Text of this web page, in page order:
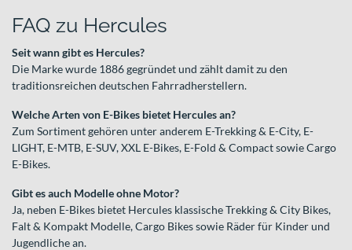
FAQ zu Hercules
Seit wann gibt es Hercules?
Die Marke wurde 1886 gegründet und zählt damit zu den
traditionsreichen deutschen Fahrradherstellern.
Welche Arten von E-Bikes bietet Hercules an?
Zum Sortiment gehören unter anderem E-Trekking & E-City, E-
LIGHT, E-MTB, E-SUV, XXL E-Bikes, E-Fold & Compact sowie Cargo
E-Bikes.
Gibt es auch Modelle ohne Motor?
Ja, neben E-Bikes bietet Hercules klassische Trekking & City Bikes,
Falt & Kompakt Modelle, Cargo Bikes sowie Räder für Kinder und
Jugendliche an.